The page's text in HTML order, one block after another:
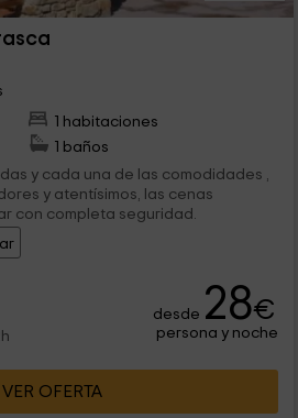
1 habitaciones
1 baños
y cada una de las comodidades ,
y atentísimos, las cenas
con completa seguridad.
desde 28€
persona y noche
VER OFERTA